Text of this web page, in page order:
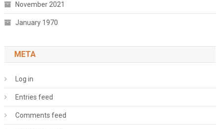
November 2021
January 1970
META
Log in
Entries feed
Comments feed